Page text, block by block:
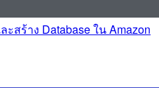
ะสร้าง Database ใน Amazon